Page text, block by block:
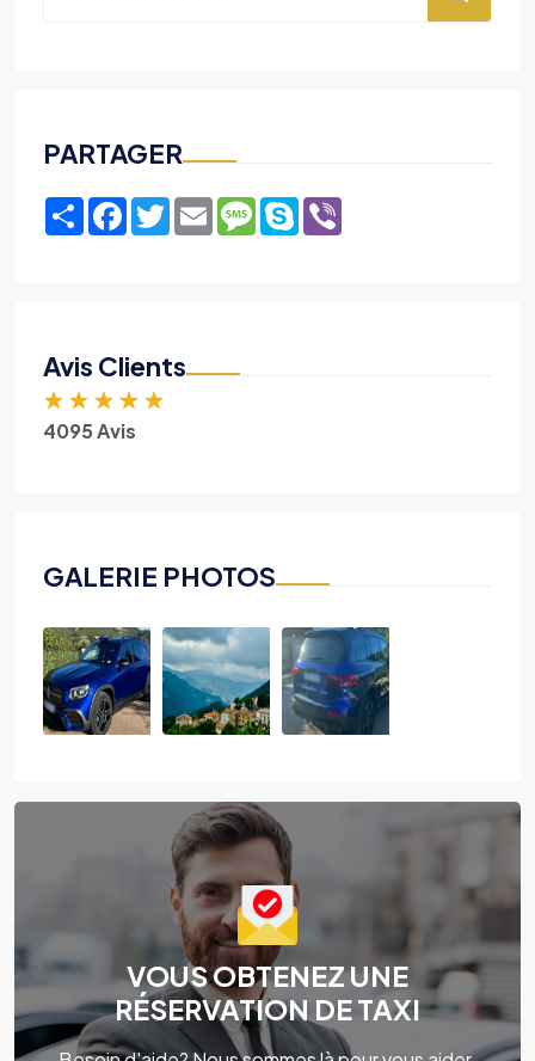
PARTAGER
ShareFacebook
TwitterEmailMessage
Skype
Avis Clients
★ ★ ★ ★ ★
4095 Avis
GALERIE PHOTOS
VOUS OBTENEZ UNE
RÉSERVATION DE TAXI